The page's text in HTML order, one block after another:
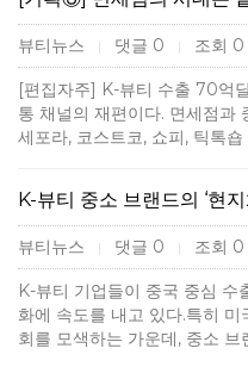
뷰티뉴스 | 댓글 0 | 조회 0
[편집자주] K-뷰티 수출 70억
통 채널의 재편이다. 면세점과
세포라, 코스트코, 쇼피, 틱톡
K-뷰티 중소 브랜드의 ‘현
뷰티뉴스 | 댓글 0 | 조회 0
K-뷰티 기업들이 중국 중심 수
화에 속도를 내고 있다.특히
회를 모색하는 가운데, 중소